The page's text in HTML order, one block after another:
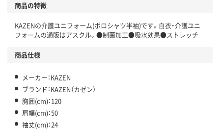
商品の特徴
KAZENの介護ユニフォーム(ポロシャツ半袖)です。白衣・介護ユニ
フォームの通販はアスクル。●制菌加工●吸水効果●ストレッチ
商品仕様
メーカー：KAZEN
ブランド：KAZEN（カゼン）
胸囲(cm)：120
肩幅(cm)：50
袖丈(cm)：24